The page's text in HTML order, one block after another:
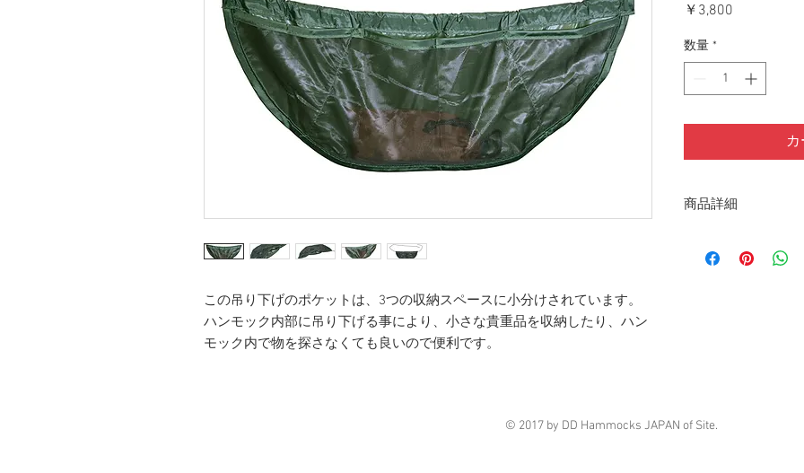
この吊り下げのポケットは、3つの収納スペースに小分けされています。
ハンモック内部に吊り下げる事により、小さな貴重品を収納したり、ハン
モック内で物を探さなくても良いので便利です。
￥3,800
数量 *
商品詳細
カラー：オリーブグ
© 2017 by DD Hammocks JAPAN of Site.